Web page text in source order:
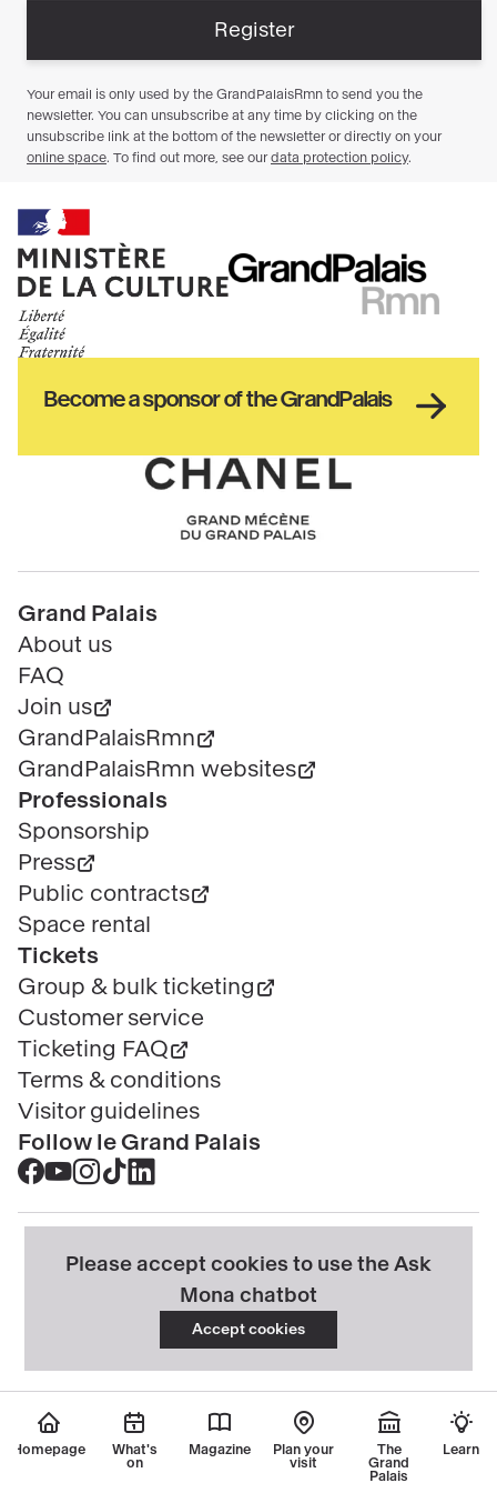
Ministère
de
la
Haut
de
Become a sponsor of the GrandPalais
Chanel
Pied
de
page
Grand Palais
About us
FAQ
Join us
GrandPalaisRmn
GrandPalaisRmn websites
Professionals
Sponsorship
Press
Public contracts
Space rental
Tickets
Group & bulk ticketing
Customer service
Ticketing FAQ
Terms & conditions
Visitor guidelines
Follow le Grand Palais
Accéder
au
Facebook
Accéder
au
Youtube
Accéder
au
Instagram
Accéder
au
Tik
nouvelle
Accéder
au
Linkedin
nouvelle
fenêtre
Menu
@2023 - All rights reserved
Legal information
Cookie policy
Manage my cookies
Intellectual property & credits
Sitemap
Homepage
What's
on
Magazine
Plan your
visit
The
Grand
Palais
Learn
Please accept cookies to use the Ask
Mona chatbot
Accept cookies